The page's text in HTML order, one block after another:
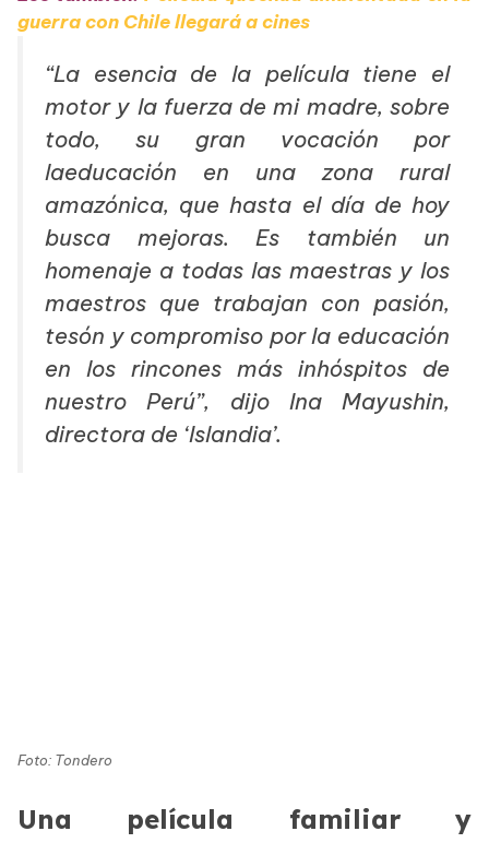
guerra con Chile llegará a cines​​
“La esencia de la película tiene el
motor y la fuerza de mi madre, sobre
todo, su gran vocación por
laeducación en una zona rural
amazónica, que hasta el día de hoy
busca mejoras. Es también un
homenaje a todas las maestras y los
maestros que trabajan con pasión,
tesón y compromiso por la educación
en los rincones más inhóspitos de
nuestro Perú”, dijo Ina Mayushin,
directora de ‘Islandia’.
Foto: Tondero
Una película familiar y